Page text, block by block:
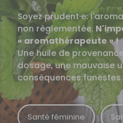
Soyez prudent·e:
non règlementée.
« aromathérapeute » !
Une huile de
dosage, une mauvaise
conséquences funestes.
Santé féminine